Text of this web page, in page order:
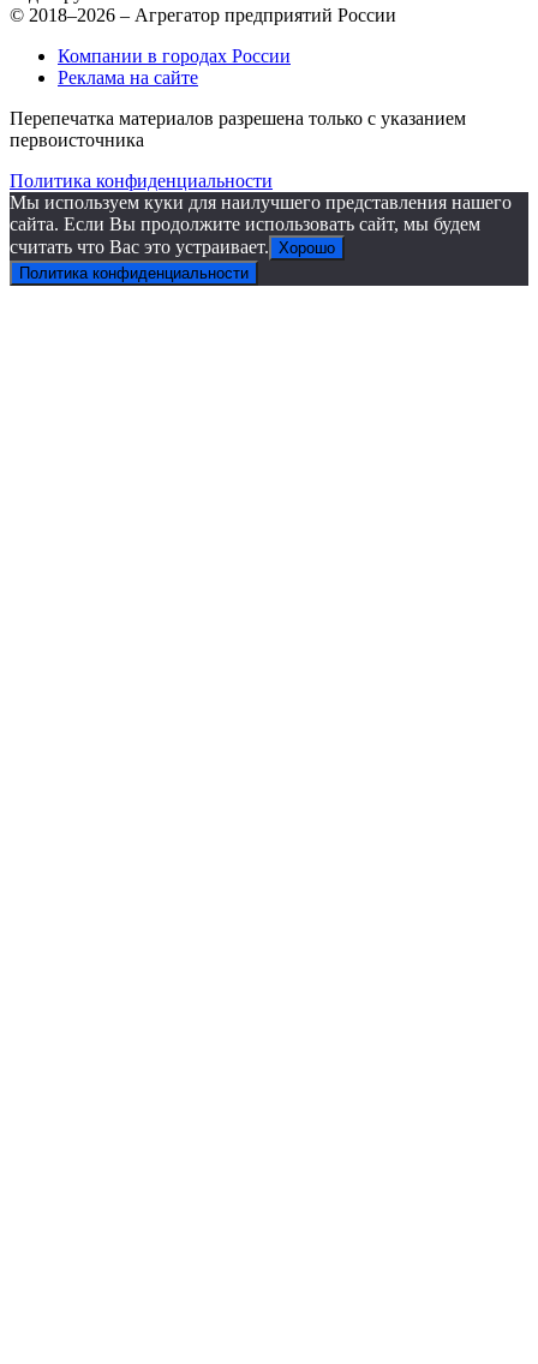
© 2018–2026 – Агрегатор предприятий России
Компании в городах России
Реклама на сайте
Перепечатка материалов разрешена только с указанием
первоисточника
Политика конфиденциальности
Мы используем куки для наилучшего представления нашего
сайта. Если Вы продолжите использовать сайт, мы будем
считать что Вас это устраивает. Хорошо
Политика конфиденциальности